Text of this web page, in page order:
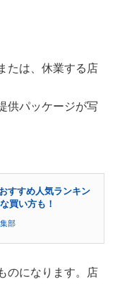
たは、休業する店
供パッケージが写
すすめ人気ランキン
買い方も！
部
のになります。店